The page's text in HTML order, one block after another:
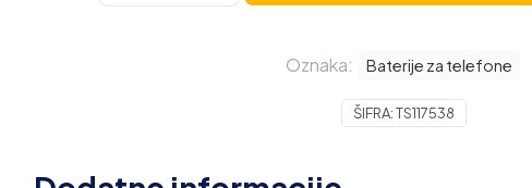
Samsung
Oznaka: Baterije za telefone
ŠIFRA:TS117538